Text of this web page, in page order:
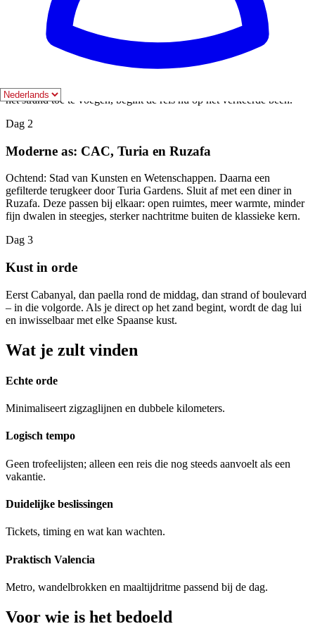
Alleen historisch centrum - en goed gedaan
Allemaal te voet: Noordstation, stadhuis, Miguelete vroeg,
Carmen. Deze dag is ter oriëntatie; door de Stad van de Kunsten of
het strand toe te voegen, begint de reis nu op het verkeerde been.
Dag 2
Moderne as: CAC, Turia en Ruzafa
Ochtend: Stad van Kunsten en Wetenschappen. Daarna een
gefilterde terugkeer door Turia Gardens. Sluit af met een diner in
Ruzafa. Deze passen bij elkaar: open ruimtes, meer warmte, minder
fijn dwalen in steegjes, sterker nachtritme buiten de klassieke kern.
Dag 3
Kust in orde
Eerst Cabanyal, dan paella rond de middag, dan strand of boulevard
– in die volgorde. Als je direct op het zand begint, wordt de dag lui
en inwisselbaar met elke Spaanse kust.
Wat je zult vinden
Echte orde
Minimaliseert zigzaglijnen en dubbele kilometers.
Logisch tempo
Geen trofeelijsten; alleen een reis die nog steeds aanvoelt als een
vakantie.
Duidelijke beslissingen
Tickets, timing en wat kan wachten.
Praktisch Valencia
Metro, wandelbrokken en maaltijdritme passend bij de dag.
Voor wie is het bedoeld